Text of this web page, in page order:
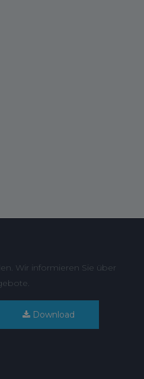
Wir informieren Sie über
Download